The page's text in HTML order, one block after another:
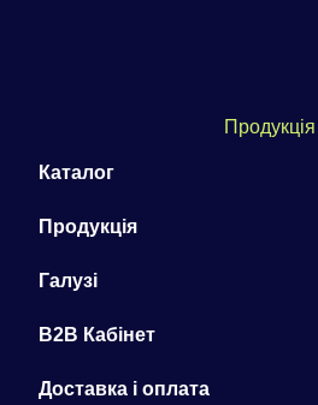
Продукція
Каталог
Продукція
Галузі
B2B Кабінет
Доставка і оплата